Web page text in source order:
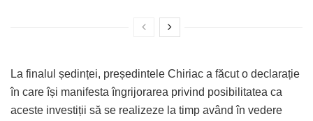
La finalul ședinței, președintele Chiriac a făcut o declarație
în care își manifesta îngrijorarea privind posibilitatea ca
aceste investiții să se realizeze la timp având în vedere